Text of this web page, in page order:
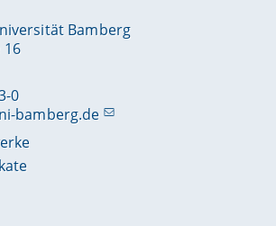
Bamberg
0
bamberg.de